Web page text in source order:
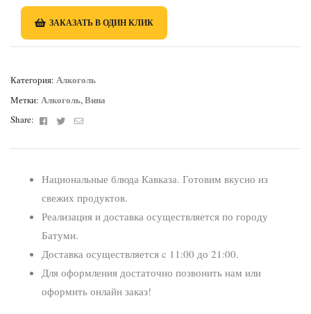
ЗАКАЗАТЬ В ОДИН КЛИК
Категория: Алкоголь
Метки: Алкоголь,Вина
Share: Facebook
TwitterEmail
Национальные блюда Кавказа. Готовим вкусно из
свежих продуктов.
Реализация и доставка осуществляется по городу
Батуми.
Доставка осуществляется c 11:00 до 21:00.
Для оформления достаточно позвонить нам или
оформить онлайн заказ!